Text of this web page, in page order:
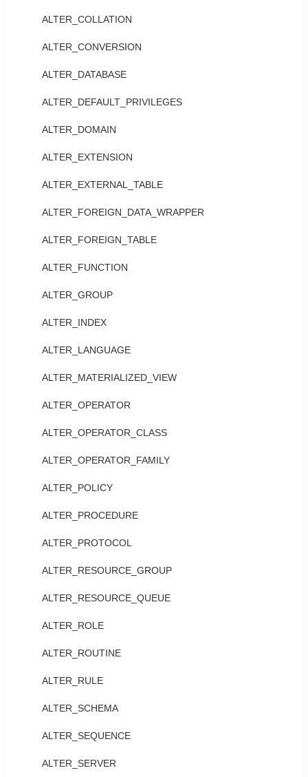
ALTER_COLLATION
ALTER_CONVERSION
ALTER_DATABASE
ALTER_DEFAULT_PRIVILEGES
ALTER_DOMAIN
ALTER_EXTENSION
ALTER_EXTERNAL_TABLE
ALTER_FOREIGN_DATA_WRAPPER
ALTER_FOREIGN_TABLE
ALTER_FUNCTION
ALTER_GROUP
ALTER_INDEX
ALTER_LANGUAGE
ALTER_MATERIALIZED_VIEW
ALTER_OPERATOR
ALTER_OPERATOR_CLASS
ALTER_OPERATOR_FAMILY
ALTER_POLICY
ALTER_PROCEDURE
ALTER_PROTOCOL
ALTER_RESOURCE_GROUP
ALTER_RESOURCE_QUEUE
ALTER_ROLE
ALTER_ROUTINE
ALTER_RULE
ALTER_SCHEMA
ALTER_SEQUENCE
ALTER_SERVER